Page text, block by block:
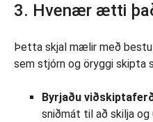
3. Hvenær ætti
Þetta skjal mælir með
sem stjórn og öryggi skipta
Byrjaðu
sniðmát til að skilja